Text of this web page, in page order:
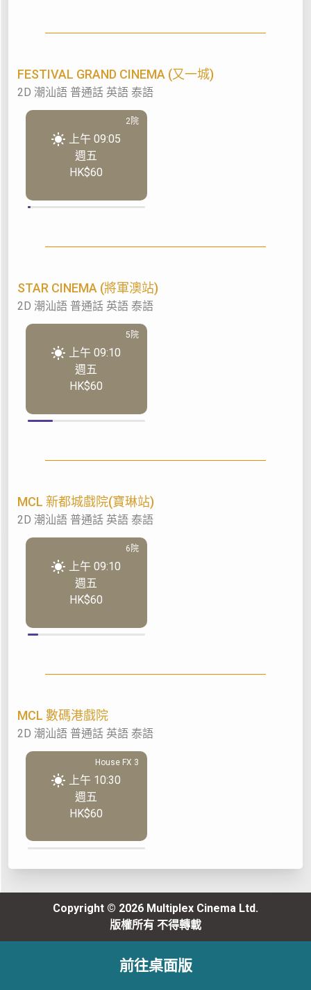
FESTIVAL GRAND CINEMA (又一城)
2D 潮汕語 普通話 英語 泰語
2院
上午 09:05
週五
HK$60
STAR CINEMA (將軍澳站)
2D 潮汕語 普通話 英語 泰語
5院
上午 09:10
週五
HK$60
MCL 新都城戲院(寶琳站)
2D 潮汕語 普通話 英語 泰語
6院
上午 09:10
週五
HK$60
MCL 數碼港戲院
2D 潮汕語 普通話 英語 泰語
House FX 3
上午 10:30
週五
HK$60
Copyright © 2026 Multiplex Cinema Ltd.
版權所有 不得轉載
前往桌面版